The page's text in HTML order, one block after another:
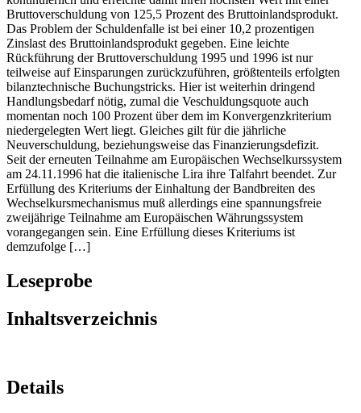
Bruttoverschuldung von 125,5 Prozent des Bruttoinlandsprodukt.
Das Problem der Schuldenfalle ist bei einer 10,2 prozentigen
Zinslast des Bruttoinlandsprodukt gegeben. Eine leichte
Rückführung der Bruttoverschuldung 1995 und 1996 ist nur
teilweise auf Einsparungen zurückzuführen, größtenteils erfolgten
bilanztechnische Buchungstricks. Hier ist weiterhin dringend
Handlungsbedarf nötig, zumal die Veschuldungsquote auch
momentan noch 100 Prozent über dem im Konvergenzkriterium
niedergelegten Wert liegt. Gleiches gilt für die jährliche
Neuverschuldung, beziehungsweise das Finanzierungsdefizit.
Seit der erneuten Teilnahme am Europäischen Wechselkurssystem
am 24.11.1996 hat die italienische Lira ihre Talfahrt beendet. Zur
Erfüllung des Kriteriums der Einhaltung der Bandbreiten des
Wechselkursmechanismus muß allerdings eine spannungsfreie
zweijährige Teilnahme am Europäischen Währungssystem
vorangegangen sein. Eine Erfüllung dieses Kriteriums ist
demzufolge […]
Leseprobe
Inhaltsverzeichnis
Details